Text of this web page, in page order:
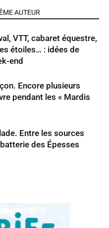
AUTEUR
VTT, cabaret équestre,
étoiles… : idées de
end
Encore plusieurs
pendant les « Mardis
Entre les sources
des Épesses